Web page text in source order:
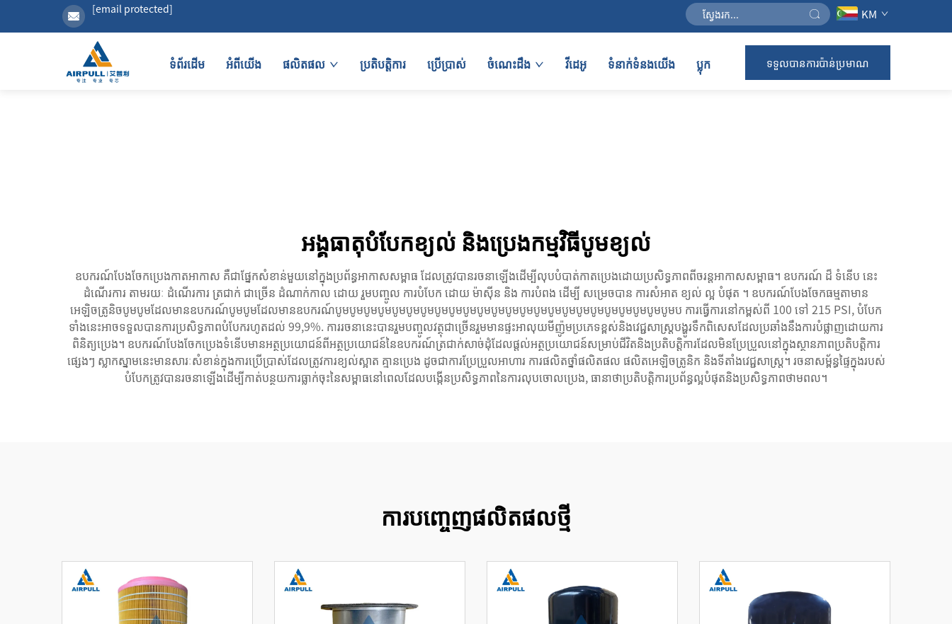
[email protected] KM
ទំព័រដើម អំពីយើង ផលិតផល ប្រតិបត្តិការ ប្រើប្រាស់ ចំណេះដឹង វីដេអូ ទំនាក់ទំនងយើង ប្លុក ទទួលបានការប៉ាន់ប្រមាណ
អង្គធាតុបំបែកខ្យល់ និងប្រេងកម្មវិធីបូមខ្យល់
ឧបករណ៍បែងចែកប្រេងកាតអាកាស គឺជាផ្នែកសំខាន់មួយនៅក្នុងប្រព័ន្ធអាកាសសម្ពាធ ដែលត្រូវបានរចនាឡើងដើម្បីលុបបំបាត់កាតប្រេងដោយប្រសិទ្ធភាពពីចរន្តអាកាសសម្ពាធ។ ឧបករណ៍ ដ៏ ទំនើប នេះ
ដំណើរការ តាមរយៈ ដំណើរការ ត្រជាក់ ជាច្រើន ដំណាក់កាល ដោយ រួមបញ្ចូល ការបំបែក ដោយ ម៉ាស៊ីន និង ការបំពង ដើម្បី សម្រេចបាន ការសំអាត ខ្យល់ ល្អ បំផុត ។ ឧបករណ៍បែងចែកធម្មតាមាន
អេឡិចត្រូនិចបូមបូមដែលមានឧបករណ៍បូមបូមដែលមានឧបករណ៍បូមបូមបូមបូមបូមបូមបូមបូមបូមបូមបូមបូមបូមបូមបូមបូមបូមបូមបូមបូមបូមបូមបូមបូមប ការធ្វើការនៅកម្ពស់ពី 100 ទៅ 215 PSI, បំបែក
ទាំងនេះអាចទទួលបានការប្រសិទ្ធភាពបំបែករហូតដល់ 99,9%. ការរចនានេះបានរួមបញ្ចូលវត្ថុជាច្រើនរួមមានផ្ទះអាលុយមីញ៉ូមប្រភេទខ្ពស់និងវេជ្ជសាស្ត្របង្ហូរទឹកពិសេសដែលប្រឆាំងនឹងការបំផ្លាញដោយការ
ពិនិត្យប្រេង។ ឧបករណ៍បែងចែកប្រេងទំនើបមានអត្ថប្រយោជន៍ពីអត្ថប្រយោជន៍នៃឧបករណ៍ត្រជាក់សាច់ដុំដែលផ្តល់អត្ថប្រយោជន៍សម្រាប់ជីវិតនិងប្រតិបត្តិការដែលមិនប្រែប្រួលនៅក្នុងស្ថានភាពប្រតិបត្តិការ
ផ្សេងៗ ស្លាកស្នាមនេះមានសារៈសំខាន់ក្នុងការប្រើប្រាស់ដែលត្រូវការខ្យល់ស្អាត គ្មានប្រេង ដូចជាការប្រែប្រួលអាហារ ការផលិតថ្នាំផលិតផល ផលិតអេឡិចត្រូនិក និងទីតាំងវេជ្ជសាស្ត្រ។ រចនាសម្ព័ន្ធផ្ទៃក្នុងរបស់
បំបែកត្រូវបានរចនាឡើងដើម្បីកាត់បន្ថយការធ្លាក់ចុះនៃសម្ពាធនៅពេលដែលបង្កើនប្រសិទ្ធភាពនៃការលុបចោលប្រេង, ធានាថាប្រតិបត្តិការប្រព័ន្ធល្អបំផុតនិងប្រសិទ្ធភាពថាមពល។
ការបញ្ចេញផលិតផលថ្មី